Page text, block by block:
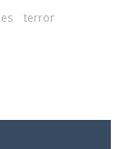
terror